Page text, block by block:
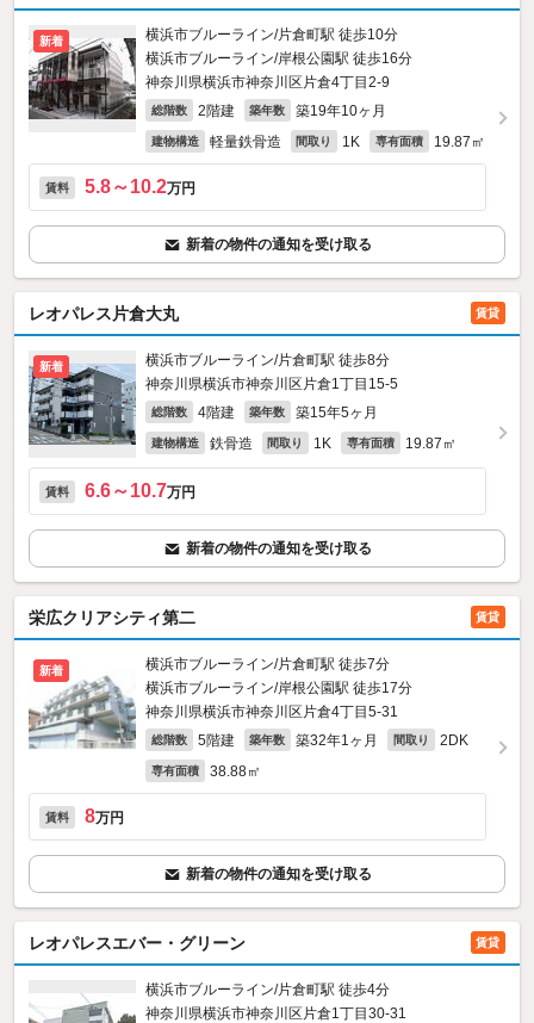
新着
横浜市ブルーライン/片倉町駅 徒歩10分
横浜市ブルーライン/岸根公園駅 徒歩16分
神奈川県横浜市神奈川区片倉4丁目2-9
総階数 2階建 築年数 築19年10ヶ月
建物構造 軽量鉄骨造 間取り 1K 専有面積 19.87㎡
賃料 5.8～10.2万円
新着の物件の通知を受け取る
レオパレス片倉大丸 賃貸
新着
横浜市ブルーライン/片倉町駅 徒歩8分
神奈川県横浜市神奈川区片倉1丁目15-5
総階数 4階建 築年数 築15年5ヶ月
建物構造 鉄骨造 間取り 1K 専有面積 19.87㎡
賃料 6.6～10.7万円
新着の物件の通知を受け取る
栄広クリアシティ第二 賃貸
新着
横浜市ブルーライン/片倉町駅 徒歩7分
横浜市ブルーライン/岸根公園駅 徒歩17分
神奈川県横浜市神奈川区片倉4丁目5-31
総階数 5階建 築年数 築32年1ヶ月 間取り 2DK
専有面積 38.88㎡
賃料 8万円
新着の物件の通知を受け取る
レオパレスエバー・グリーン 賃貸
横浜市ブルーライン/片倉町駅 徒歩4分
神奈川県横浜市神奈川区片倉1丁目30-31